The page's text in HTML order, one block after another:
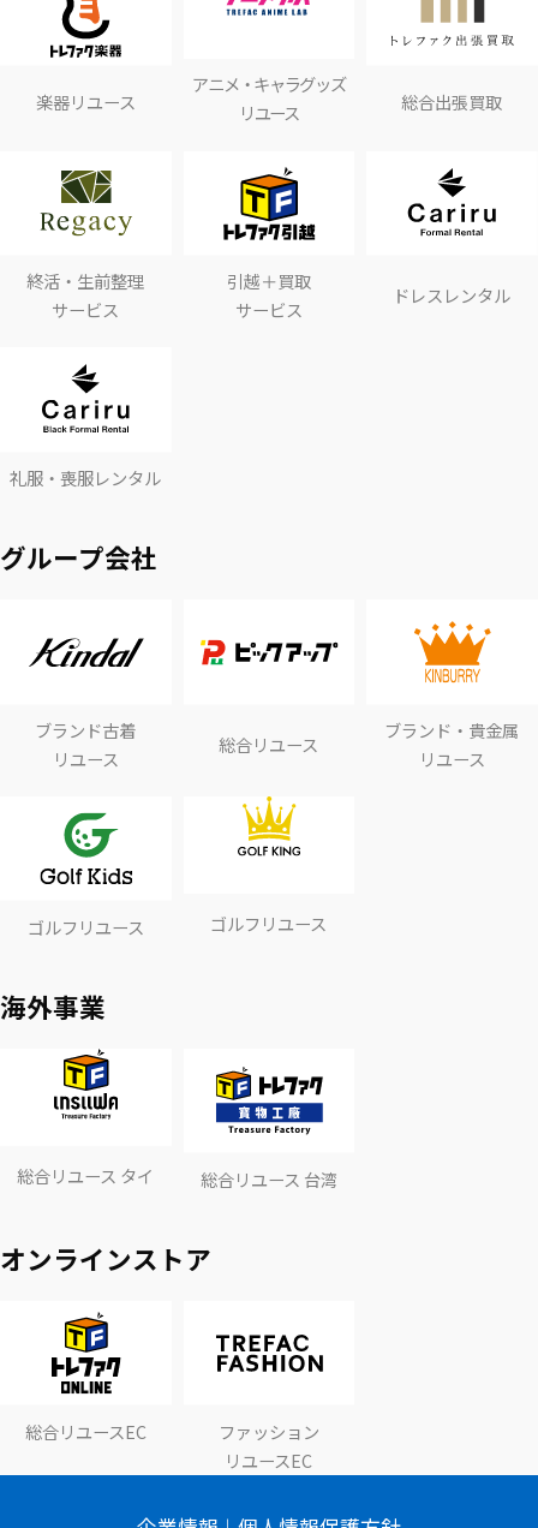
楽器リユース
アニメ・キャラグッズ
リユース
総合出張買取
終活・生前整理
サービス
引越＋買取
サービス
ドレスレンタル
礼服・喪服レンタル
グループ会社
ブランド古着
リユース
総合リユース
ブランド・貴金属
リユース
ゴルフリユース ゴルフリユース
海外事業
総合リユース タイ 総合リユース 台湾
オンラインストア
総合リユースEC
ファッション
リユースEC